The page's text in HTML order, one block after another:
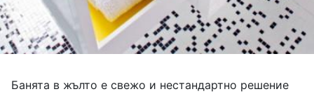
Банята в жълто е свежо и нестандартно решение